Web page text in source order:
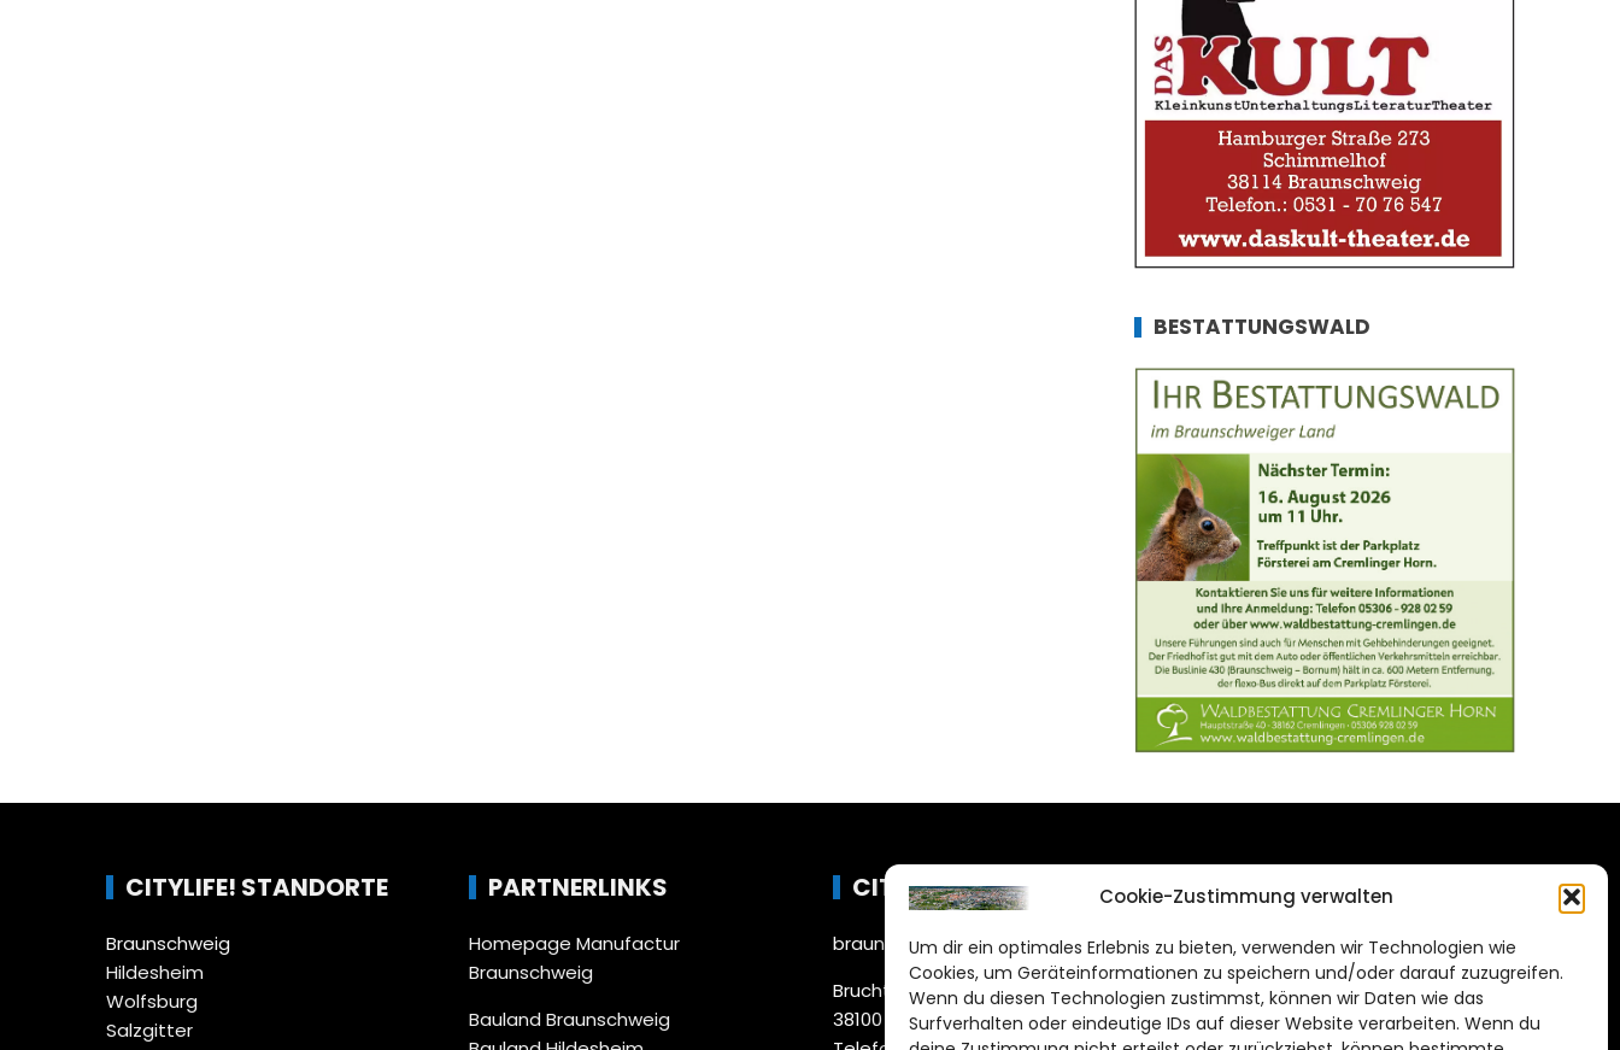
Cookie-Zustimmung verwalten
Um dir ein optimales Erlebnis zu bieten, verwenden wir Technologien wie
Cookies, um Geräteinformationen zu speichern und/oder darauf zuzugreifen.
Wenn du diesen Technologien zustimmst, können wir Daten wie das
Surfverhalten oder eindeutige IDs auf dieser Website verarbeiten. Wenn du
BESTATTUNGSWALD
CITYLIFE! STANDORTE
Braunschweig
Hildesheim
Wolfsburg
Salzgitter
PARTNERLINKS
Homepage Manufactur
Braunschweig
Bauland Braunschweig
CITYLIFE!
braunschweig@citylifemedien.de
Bruchtorwall 12
38100 Braunschweig
DAS STADTMAGAZIN
FÜR BRAUNSCHWEIG
Impressum
Datenschutzerklärung
Cookie Richtlinie